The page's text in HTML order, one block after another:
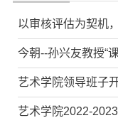
以审核评估为契机
今朝--孙兴友教授“
艺术学院领导班子
艺术学院2022-